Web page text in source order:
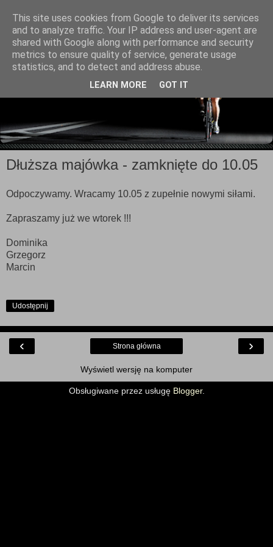
Dłuższa majówka - zamknięte do 10.05
Odpoczywamy. Wracamy 10.05 z zupełnie nowymi siłami.
Zapraszamy już we wtorek !!!
Dominika
Grzegorz
Marcin
Udostępnij
‹ ›
Strona główna
Wyświetl wersję na komputer
Obsługiwane przez usługę Blogger.
This site uses cookies from Google to deliver its services
and to analyze traffic. Your IP address and user-agent are
shared with Google along with performance and security
metrics to ensure quality of service, generate usage
statistics, and to detect and address abuse.
LEARN MORE GOT IT